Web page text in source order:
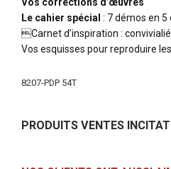
Le cahier spécial : 7 démos en 5
Carnet d’inspiration :
Vos esquisses pour reproduire
Plus
8207-PDP 54T
PRODUITS VENTES